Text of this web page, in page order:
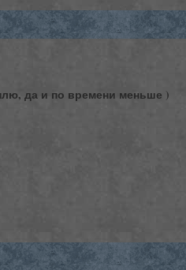
да и по времени меньше )